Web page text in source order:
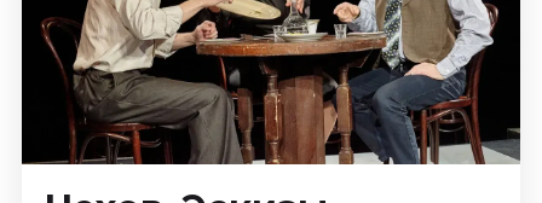
Театр
Август 2026
Сентябрь 2026
Октябрь 2026
Ноябрь 2026